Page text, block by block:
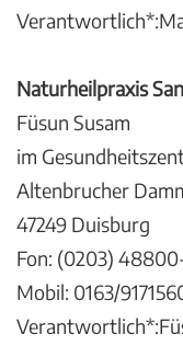
Naturheilpraxis
Füsun Susam
im
Altenbrucher
47249 Duisburg
Fon: (0203)
Mobil: 0163/